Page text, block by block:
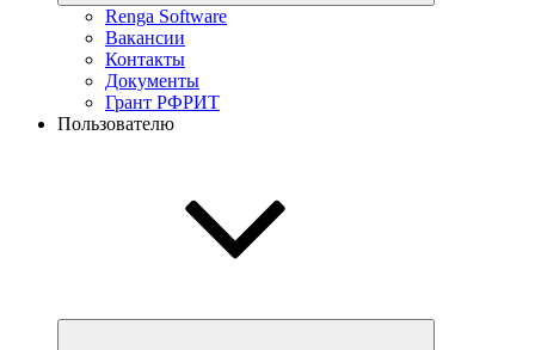
Renga Software
Вакансии
Контакты
Документы
Грант РФРИТ
Пользователю